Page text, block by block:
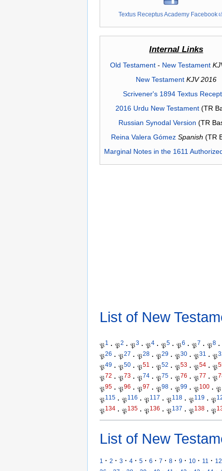
Textus Receptus Academy Facebook
Internal Links
Old Testament- New Testament
New Testament KJV 2016
Scrivener's 1894 Textus
2016 Urdu New Testament(TR
Russian Synodal Version (TR
Reina Valera Gómez Spanish (TR
Marginal Notes in the 1611
List of New
𝔓1 · 𝔓2 · 𝔓3 · 𝔓4 · 𝔓5 · 𝔓6 · 𝔓7 · 𝔓8 ·
𝔓26 · 𝔓27 · 𝔓28 · 𝔓29 · 𝔓30 · 𝔓31 · 𝔓
𝔓49 · 𝔓50 · 𝔓51 · 𝔓52 · 𝔓53 · 𝔓54 · 𝔓
𝔓72 · 𝔓73 · 𝔓74 · 𝔓75 · 𝔓76 · 𝔓77 · 𝔓
𝔓95 · 𝔓96 · 𝔓97 · 𝔓98 · 𝔓99 · 𝔓100 · 𝔓
𝔓115 · 𝔓116 · 𝔓117 · 𝔓118 · 𝔓119 · 𝔓
𝔓134 · 𝔓135 · 𝔓136 · 𝔓137 · 𝔓138 · 𝔓
List of New
1 · 2 · 3 · 4 · 5 · 6 · 7 · 8 · 9 · 10 · 11 · 12